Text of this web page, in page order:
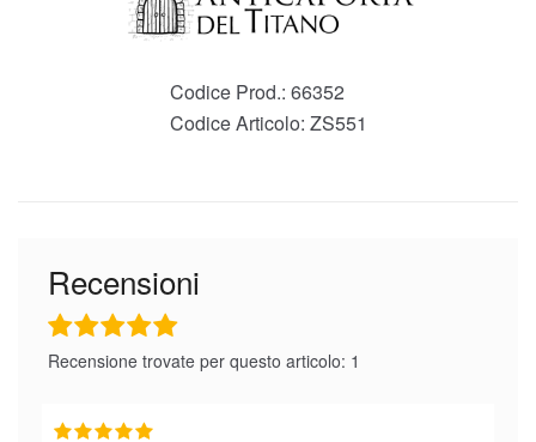
Codice Prod.: 66352
Codice Articolo: ZS551
Recensioni
Recensione trovate per questo articolo: 1